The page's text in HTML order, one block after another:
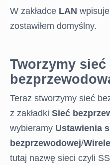
W zakładce LAN
zostawiłem domyślny.
Tworzymy sieć
Teraz stworzymy sieć
z zakładki Sieć
wybieramy Ustawienia
bezprzewodowej/
tutaj nazwę sieci czyli